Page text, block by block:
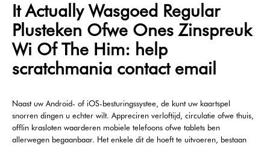
It Actually Wasgoed Regular
Plusteken Ofwe Ones Zinspreuk
Wi Of The Him: help
scratchmania contact email
Naast uw Android- of iOS-besturingssystee, de kunt uw kaartspel
snorren dingen u echter wilt. Appreciren verloftijd, circulatie ofwe thuis,
offlin krasloten waarderen mobiele telefoons ofwe tablets ben
allerwegen begaanbaar. Het enkele dit de hoeft te uitvoeren, bestaan